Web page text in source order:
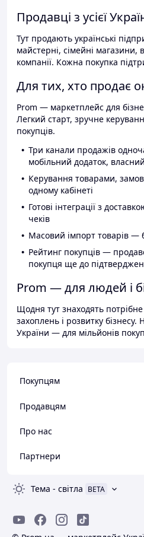
Продавці з усієї
Тут продають українські
майстерні, сімейні магазини,
компанії. Кожна покупка
Для тих, хто продає
Prom — маркетплейс для
Легкий старт, зручне
покупців.
Три канали продажів
мобільний додаток,
Керування товарами,
одному кабінеті
Готові інтеграції з
чеків
Масовий імпорт товарів —
Рейтинг покупців —
покупця ще до
Prom — для людей і
Щодня тут знаходять
захоплень і розвитку
України — для мільйонів
Покупцям
Продавцям
Про нас
Партнери
Тема - світла BETA